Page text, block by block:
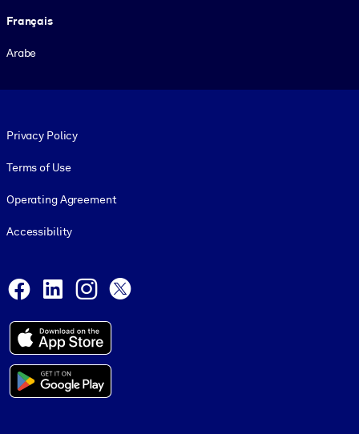
Français
Arabe
Privacy Policy
Terms of Use
Operating Agreement
Accessibility
Facebook
LinkedInInstagram